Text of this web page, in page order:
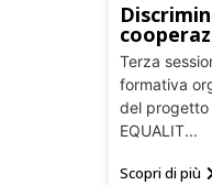
Terza
formativa
del progetto
EQUALIT...
Scopri di più